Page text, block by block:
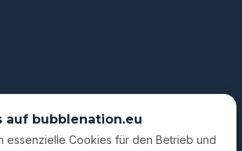
auf bubblenation.eu
essenzielle Cookies für den Betrieb und
Zustimmung — anonyme Statistiken